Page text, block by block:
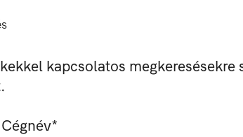
kapcsolatos megkeresésekre
Cégnév*